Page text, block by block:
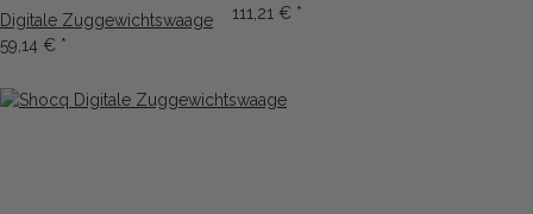
Digitale Zuggewichtswaage
59,14 € *
111,21 € *